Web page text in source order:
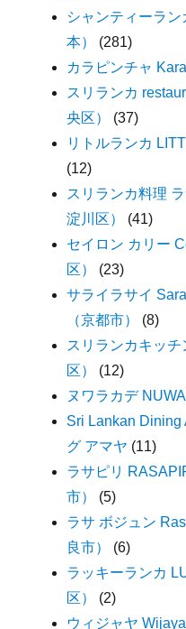
シャンティーラ
本）
(281)
カラピンチャ
スリランカ
央区）
(37)
リトルランカ
(12)
スリランカ料理
淀川区）
(41)
セイロン カリー
区）
(23)
サライラサイ
（京都市）
(8)
スリランカキッ
区）
(12)
ヌワラカデ
Sri Lankan Dining
グ アマヤ (11)
ラサピリ
市）
(5)
ラサ ボジュン
良市）
(6)
ラッキーランカ
区）
(2)
ウィジャヤ Wijaya